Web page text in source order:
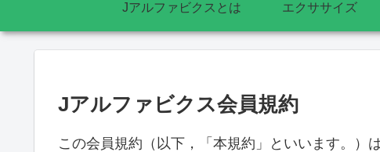
Jアルファビクスとは エクササイズ
Jアルファビクス会員規約
この会員規約（以下，「本規約」といいます。）